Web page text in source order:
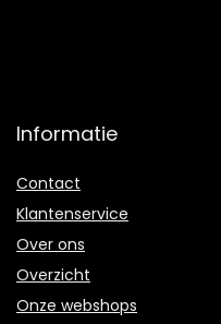
Informatie
Contact
Klantenservice
Over ons
Overzicht
Onze webshops